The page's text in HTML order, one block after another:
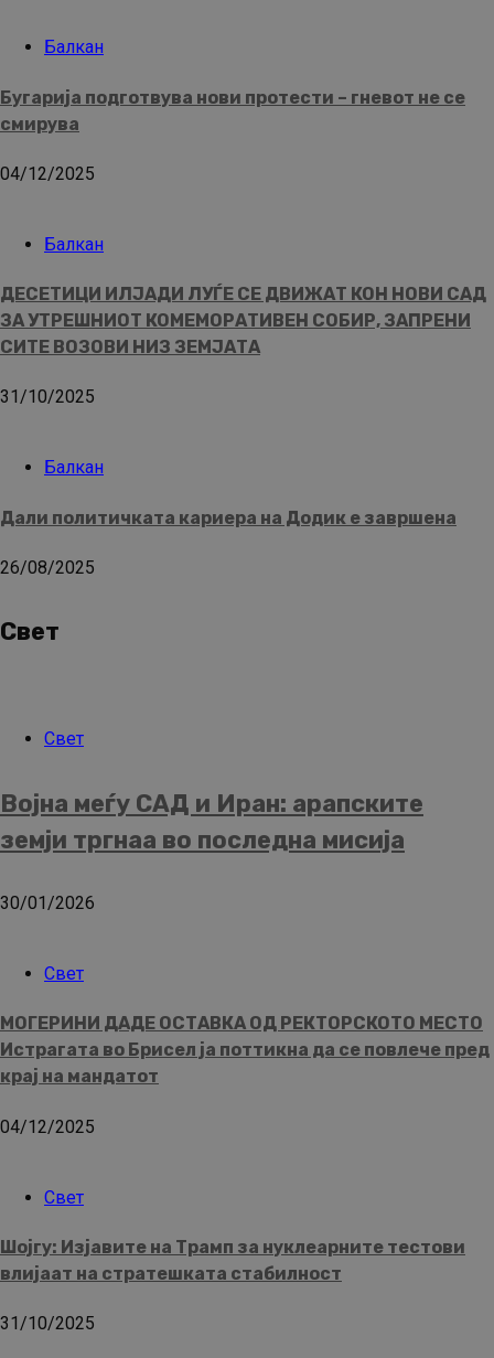
Балкан
Бугарија подготвува нови протести – гневот не се
смирува
04/12/2025
Балкан
ДЕСЕТИЦИ ИЛЈАДИ ЛУЃЕ СЕ ДВИЖАТ КОН НОВИ САД
ЗА УТРЕШНИОТ КОМЕМОРАТИВЕН СОБИР, ЗАПРЕНИ
СИТЕ ВОЗОВИ НИЗ ЗЕМЈАТА
31/10/2025
Балкан
Дали политичката кариера на Додик е завршена
26/08/2025
Свет
Свет
Војна меѓу САД и Иран: арапските
земји тргнаа во последна мисија
30/01/2026
Свет
МОГЕРИНИ ДАДЕ ОСТАВКА ОД РЕКТОРСКОТО МЕСТО
Истрагата во Брисел ја поттикна да се повлече пред
крај на мандатот
04/12/2025
Свет
Шојгу: Изјавите на Трамп за нуклеарните тестови
влијаат на стратешката стабилност
31/10/2025